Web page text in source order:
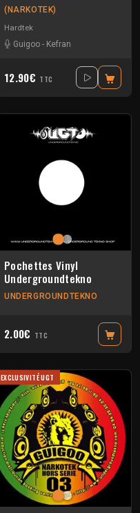
(NARKOTEK)
Hardtek
Guigoo - Kefran
12.90€ TTC
Pochettes Vinyl
Undergroundtekno
UNDERGROUNDTEKNO
2.00€ TTC
EXCLUSIVITÉ UGT